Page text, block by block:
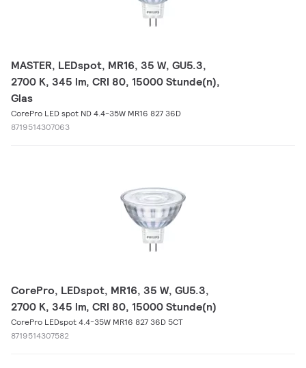
MASTER, LEDspot, MR16, 35 W, GU5.3,
2700 K, 345 lm, CRI 80, 15000 Stunde(n),
Glas
CorePro LED spot ND 4.4-35W MR16 827 36D
8719514307063
CorePro, LEDspot, MR16, 35 W, GU5.3,
2700 K, 345 lm, CRI 80, 15000 Stunde(n)
CorePro LEDspot 4.4-35W MR16 827 36D 5CT
8719514307582